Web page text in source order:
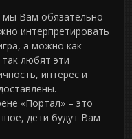
мы Вам обязательно
интерпретировать
а можно как
любят эти
интерес и
«Портал» – это
дети будут Вам